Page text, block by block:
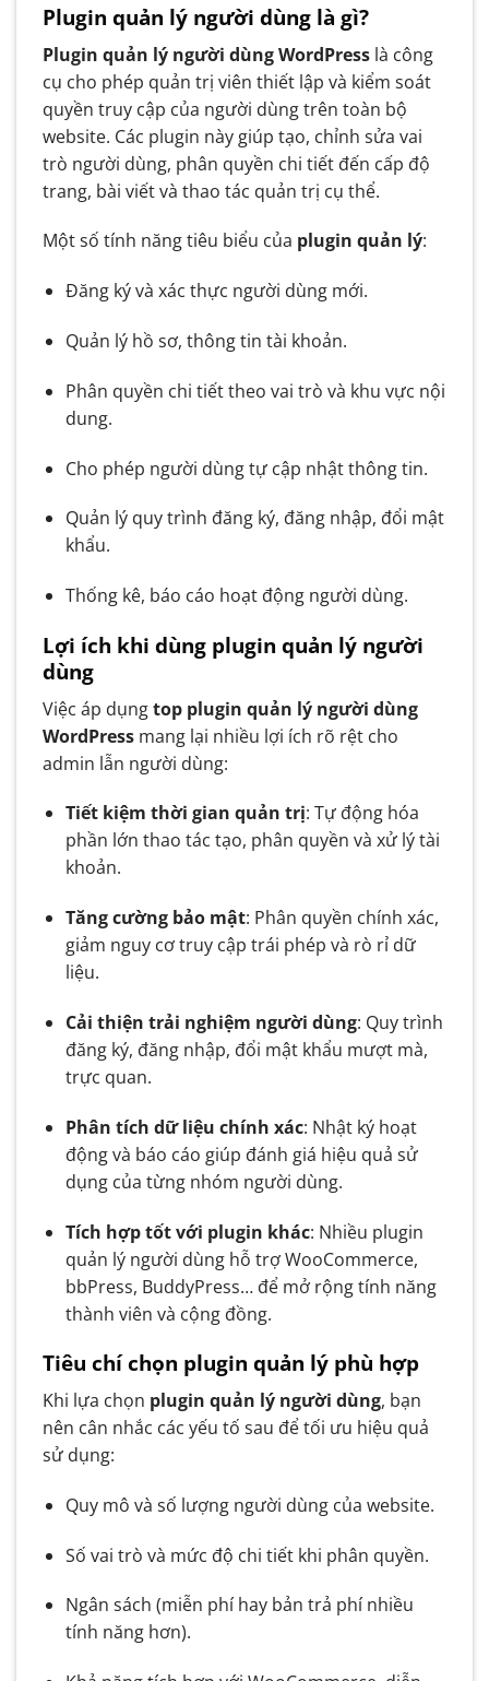
Plugin quản lý người dùng là gì?
Plugin quản lý người dùng WordPress là công
cụ cho phép quản trị viên thiết lập và kiểm soát
quyền truy cập của người dùng trên toàn bộ
website. Các plugin này giúp tạo, chỉnh sửa vai
trò người dùng, phân quyền chi tiết đến cấp độ
trang, bài viết và thao tác quản trị cụ thể.
Một số tính năng tiêu biểu của plugin quản lý:
Đăng ký và xác thực người dùng mới.
Quản lý hồ sơ, thông tin tài khoản.
Phân quyền chi tiết theo vai trò và khu vực nội
dung.
Cho phép người dùng tự cập nhật thông tin.
Quản lý quy trình đăng ký, đăng nhập, đổi mật
khẩu.
Thống kê, báo cáo hoạt động người dùng.
Lợi ích khi dùng plugin quản lý người
dùng
Việc áp dụngtop plugin quản lý người dùng
WordPress mang lại nhiều lợi ích rõ rệt cho
admin lẫn người dùng:
Tiết kiệm thời gian quản trị: Tự động hóa
phần lớn thao tác tạo, phân quyền và xử lý tài
khoản.
Tăng cường bảo mật: Phân quyền chính xác,
giảm nguy cơ truy cập trái phép và rò rỉ dữ
liệu.
Cải thiện trải nghiệm người dùng: Quy trình
đăng ký, đăng nhập, đổi mật khẩu mượt mà,
trực quan.
Phân tích dữ liệu chính xác: Nhật ký hoạt
động và báo cáo giúp đánh giá hiệu quả sử
dụng của từng nhóm người dùng.
Tích hợp tốt với plugin khác: Nhiều plugin
quản lý người dùng hỗ trợ WooCommerce,
bbPress, BuddyPress… để mở rộng tính năng
thành viên và cộng đồng.
Tiêu chí chọn plugin quản lý phù hợp
Khi lựa chọn plugin quản lý người dùng, bạn
nên cân nhắc các yếu tố sau để tối ưu hiệu quả
sử dụng:
Quy mô và số lượng người dùng của website.
Số vai trò và mức độ chi tiết khi phân quyền.
Ngân sách (miễn phí hay bản trả phí nhiều
tính năng hơn).